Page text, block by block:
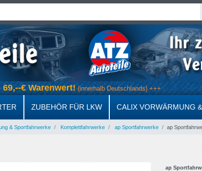
69,--€ Warenwert!(innerhalb Deutschlands) +++
ZUBEHÖR FÜR LKW CALIX VORWÄRMUNG
& Sportfahrwerke Komplettfahrwerke ap Sportfahrwerke ap
ap